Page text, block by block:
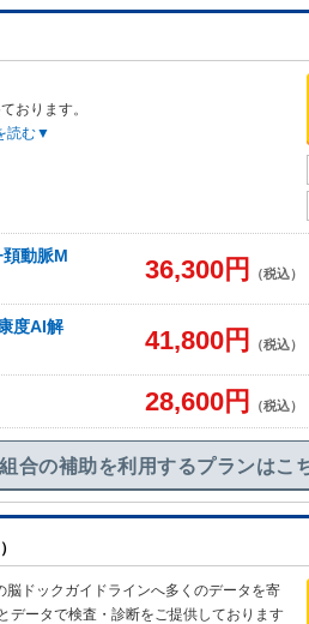
おります。
読む▼
動脈M
36,300円 （税込）
度AI解
41,800円 （税込）
28,600円 （税込）
合の補助を利用するプランはこ
ドックガイドラインへ多くのデータを寄
データで検査・診断をご提供しております